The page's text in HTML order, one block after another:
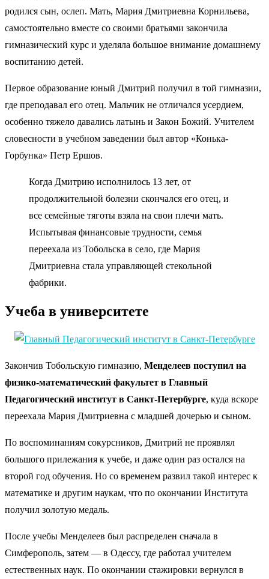
родился сын, ослеп. Мать, Мария Дмитриевна Корнильева,
самостоятельно вместе со своими братьями закончила
гимназический курс и уделяла большое внимание домашнему
воспитанию детей.
Первое образование юный Дмитрий получил в той гимназии,
где преподавал его отец. Мальчик не отличался усердием,
особенно тяжело давались латынь и Закон Божий. Учителем
словесности в учебном заведении был автор «Конька-
Горбунка» Петр Ершов.
Когда Дмитрию исполнилось 13 лет, от
продолжительной болезни скончался его отец, и
все семейные тяготы взяла на свои плечи мать.
Испытывая финансовые трудности, семья
переехала из Тобольска в село, где Мария
Дмитриевна стала управляющей стекольной
фабрики.
Учеба в университете
Закончив Тобольскую гимназию, Менделеев поступил на
физико-математический факультет в Главный
Педагогический институт в Санкт-Петербурге, куда вскоре
переехала Мария Дмитриевна с младшей дочерью и сыном.
По воспоминаниям сокурсников, Дмитрий не проявлял
большого прилежания к учебе, и даже один раз остался на
второй год обучения. Но со временем развил такой интерес к
математике и другим наукам, что по окончании Института
получил золотую медаль.
После учебы Менделеев был распределен сначала в
Симферополь, затем — в Одессу, где работал учителем
естественных наук. По окончании стажировки вернулся в